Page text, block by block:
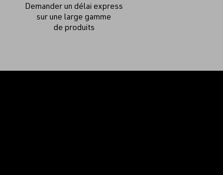
Demander un délai express
sur une large gamme
de produits